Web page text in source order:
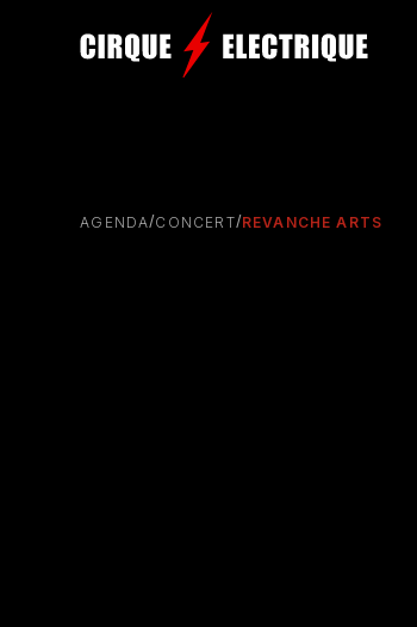
AGENDA/CONCERT/REVANCHE ARTS